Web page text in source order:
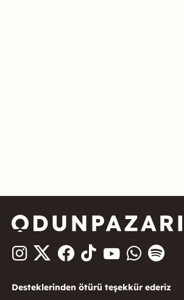
Desteklerinden ötürü teşekkür ederiz